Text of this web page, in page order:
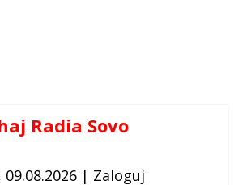
Radia Sovo
09.08.2026 | Zaloguj